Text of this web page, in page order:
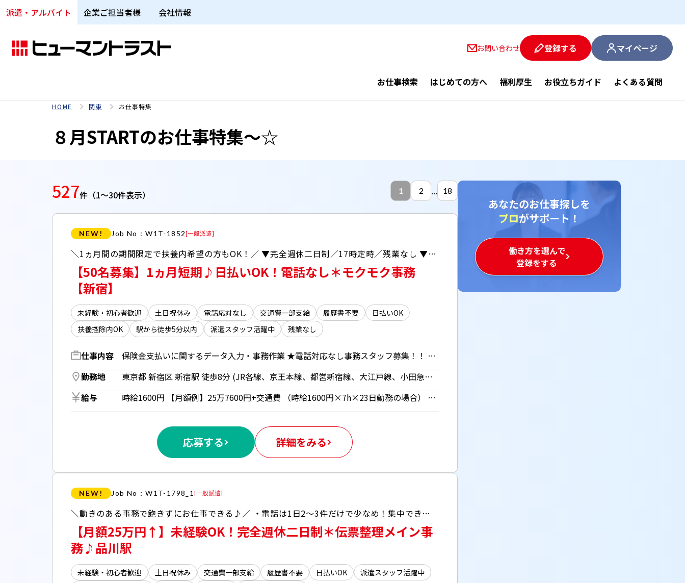
派遣・アルバイト 企業ご担当者様 会社情報
お問い合わせ 登録する マイページ
お仕事検索 はじめての方へ 福利厚生 お役立ちガイド よくある質問
HOME 関東 お仕事特集
８月STARTのお仕事特集～☆
527件 （1～30件表示） 1 2 ... 18
NEW! Job No：W1T-1852[一般派遣]
＼1ヵ月間の期間限定で扶養内希望の方もOK！／ ▼完全週休二日制／17時定時／残業なし ▼男女問わず20代、30代、40代、50代と幅広く活躍中！ ▼一斉スタートで一緒に始める仲間も沢山いて心強い♪
【50名募集】1ヵ月短期♪日払いOK！電話なし＊モクモク事務
【新宿】
未経験・初心者歓迎 土日祝休み 電話応対なし 交通費一部支給 履歴書不要
日払いOK
扶養控除内OK
駅から徒歩5分以内 派遣スタッフ活躍中 残業なし
仕事内容
保険金支払いに関するデータ入力・事務作業 ★電話対応なし事務スタッフ募集！！ ☆保険知識は不要！ ★都度確認できる環境で初めてでも安心♪ ・届いた請求データの開封、チェック ・専用システムへのデータ入力 ・チャット対応 ・執務室内の清掃などその他庶務
勤務地
東京都 新宿区 新宿駅 徒歩8分 (JR各線、京王本線、都営新宿線、大江戸線、小田急線) ／ 西新宿駅 徒歩4分 (東京メトロ丸ノ内線) ／ 都庁前駅 徒歩4分 (都営大江戸線)
給与
時給1600円 【月額例】25万7600円+交通費 （時給1600円×7h×23日勤務の場合） ■日払いOK（所定労働時間の80％迄） ■給与は月1回の銀行振込となりますが、「JOBPAY（ジョブペイ）」の利用で就業当日に給料相当額の一部をセブン銀行や三菱UFJ銀行、コンビニ等のATMから受け取る事が可能です！※受取タイミングは自由だから週1回や月2回などの使い方もOK！ ◎『JOBPAY』はマイページにてカード発行手続き完了後より利用可能です♪ ⇒詳しくはお仕事紹介時に担当者までご相談ください
応募する 詳細をみる
NEW! Job No：W1T-1798_1[一般派遣]
＼動きのある事務で飽きずにお仕事できる♪／ ・電話は1日2～3件だけで少なめ！集中できる◎ ・これから事務スキル積みたい方もオススメ＾＾
【月額25万円↑】未経験OK！完全週休二日制＊伝票整理メイン事
務♪品川駅
未経験・初心者歓迎 土日祝休み 交通費一部支給 履歴書不要 日払いOK
派遣スタッフ活躍中
あなたのお仕事探しを
プロがサポート！
働き方を選んで
登録をする
【８月STARTのお仕事特集～☆】地域別お仕事特集｜派遣なら【ヒューマントラスト】